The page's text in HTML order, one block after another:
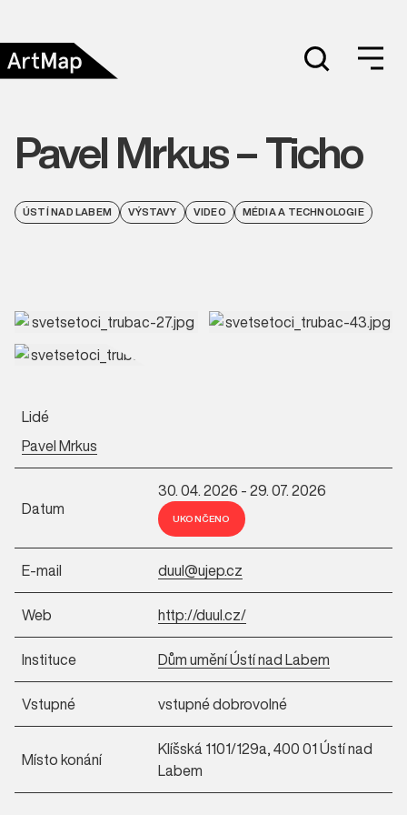
Pavel Mrkus – Ticho
ÚSTÍ NAD LABEM VÝSTAVY VIDEO MÉDIA A TECHNOLOGIE
Lidé
Pavel Mrkus
Datum
30. 04. 2026 - 29. 07. 2026
UKONČENO
E-mail duul@ujep.cz
Web http://duul.cz/
Instituce Dům umění Ústí nad Labem
Vstupné vstupné dobrovolné
Místo konání
Klíšská 1101/129a, 400 01 Ústí nad
Labem